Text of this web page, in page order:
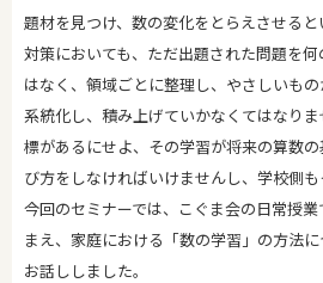
題材を見つけ、数の変化をとらえさせる
対策においても、ただ出題された問題を
はなく、領域ごとに整理し、やさしいも
系統化し、積み上げていかなくてはなり
標があるにせよ、その学習が将来の算数
び方をしなければいけませんし、学校側も
今回のセミナーでは、こぐま会の日常授
まえ、家庭における「数の学習」の方法
お話ししました。